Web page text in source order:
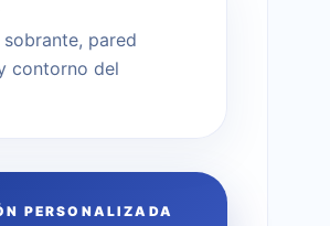
pared
contorno del
PERSONALIZADA